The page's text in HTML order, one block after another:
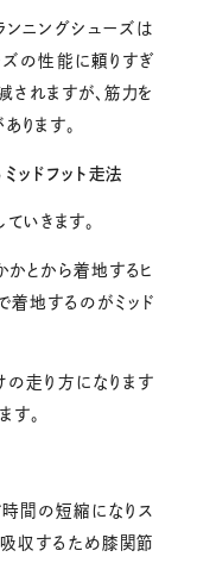
ンニングシューズは
の性能に頼りすぎ
されますが、筋力を
ります。
ッドフット走法
いきます。
かとから着地するヒ
着地するのがミッド
の走り方になります
す。
間の短縮になりス
収するため膝関節